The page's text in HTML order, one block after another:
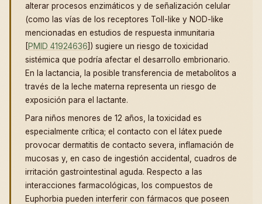
alterar procesos enzimáticos y de señalización celular
(como las vías de los receptores Toll-like y NOD-like
mencionadas en estudios de respuesta inmunitaria
[PMID 41924636]) sugiere un riesgo de toxicidad
sistémica que podría afectar el desarrollo embrionario.
En la lactancia, la posible transferencia de metabolitos a
través de la leche materna representa un riesgo de
exposición para el lactante.
Para niños menores de 12 años, la toxicidad es
especialmente crítica; el contacto con el látex puede
provocar dermatitis de contacto severa, inflamación de
mucosas y, en caso de ingestión accidental, cuadros de
irritación gastrointestinal aguda. Respecto a las
interacciones farmacológicas, los compuestos de
Euphorbia pueden interferir con fármacos que poseen